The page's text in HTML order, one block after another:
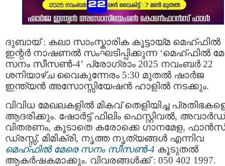
ദുബായ് : കലാ സാംസ്കാരിക കൂട്ടായ്‌മ മെഹ്ഫിൽ
ഇന്റർ നാഷണൽ സംഘടിപ്പിക്കുന്ന ‘മെഹ്ഫിൽ
സനം സീസൺ-4’ പ്രോഗ്രാം 2025 നവംബർ 22
ശനിയാഴ്ച വൈകുന്നേരം 5:30 മുതൽ ഷാർജ
ഇന്ത്യൻ അസോസ്സിയേഷൻ ഹാളിൽ നടക്കും.
വിവിധ മേഖലകളിൽ മികവ് തെളിയിച്ച
ആദരിക്കും. ഷോർട്ട് ഫിലിം ഫെസ്റ്റിവൽ, അവാർഡ്
വിതരണം, കൂടാതെ കരോക്കെ ഗാനമേള,
ഡ്രസ്സ്‌, മിമിക്രി, നൃത്ത നൃത്യങ്ങൾ എന്നിവ
മെഹ്ഫിൽ മേരെ സനം സീസൺ-4 കൂടുതൽ
ആകർഷകമാക്കും. വിവരങ്ങൾക്ക് : 050 402 1997.